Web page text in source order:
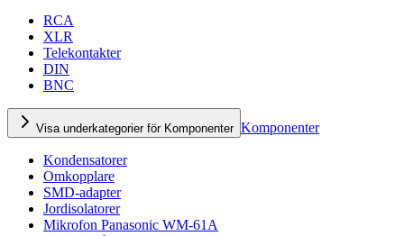
RCA
XLR
Telekontakter
DIN
BNC
Visa underkategorier för Komponenter Komponenter
Kondensatorer
Omkopplare
SMD-adapter
Jordisolatorer
Mikrofon Panasonic WM-61A